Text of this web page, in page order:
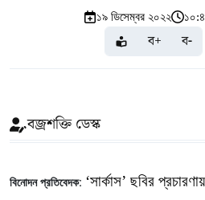
১৯ ডিসেম্বর ২০২২
ব+ ব-
বজ্রশক্তি ডেস্ক
বিনোদন প্রতিবেদক: ‘সার্কাস’ ছবির